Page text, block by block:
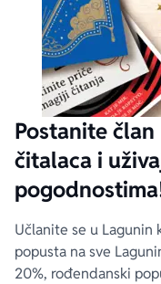
Postanite
čitalaca i
Učlanite se u Lagunin
popusta na sve
20%, rođendanski